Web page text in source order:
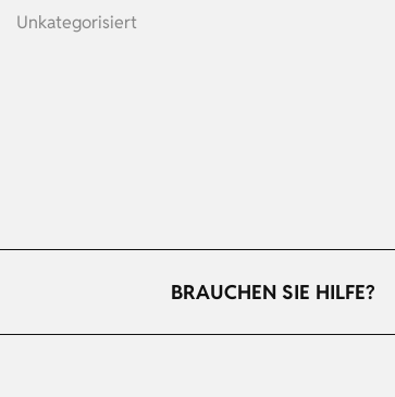
Unkategorisiert
BRAUCHEN SIE HILFE?